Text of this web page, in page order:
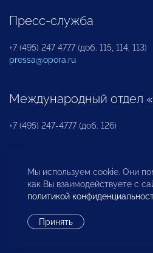
Пресс-служба
+7 (495) 247 4777 (доб. 115, 114, 113)
pressa@opora.ru
Международный
+7 (495) 247-4777 (доб. 126)
Бюро по защите прав
инвесторов
Мы используем cookie. Они
как Вы взаимодействуете с
политикой
Принять